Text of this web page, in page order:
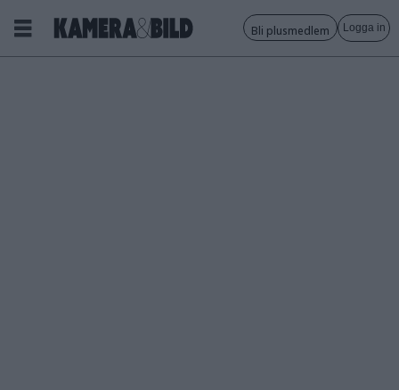
Bli plusmedlem Logga in